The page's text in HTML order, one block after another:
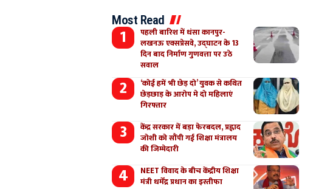
Most Read
पहली बारिश में धंसा कानपुर-
लखनऊ एक्सप्रेसवे, उद्घाटन के 13
दिन बाद निर्माण गुणवत्ता पर उठे
सवाल
‘कोई हमें भी छेड़ दो’ युवक से कथित
छेड़छाड़ के आरोप मे दो महिलाएं
गिरफ्तार
केंद्र सरकार में बड़ा फेरबदल, प्रह्लाद
जोशी को सौंपी गई शिक्षा मंत्रालय
की जिम्मेदारी
NEET विवाद के बीच केंद्रीय शिक्षा
मंत्री धर्मेंद्र प्रधान का इस्तीफा